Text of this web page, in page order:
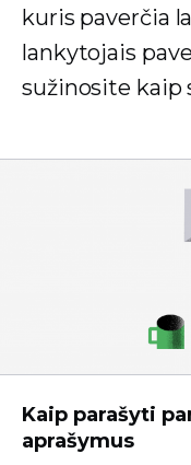
kuris paverčia
lankytojais
sužinosite kaip
Kaip parašyti
aprašymus